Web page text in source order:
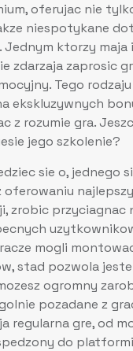
oferujac nie
niespotykane
Jednym ktorzy
zdarzaja zaprosic
Tego
ekskluzywnych
z rozumie gra.
jego szkolenie?
sie o, jednego
oferowaniu
zrobic przyciagnac
mogli
stad pozwola
ogromny
pozadane z
regularna gre, od
do